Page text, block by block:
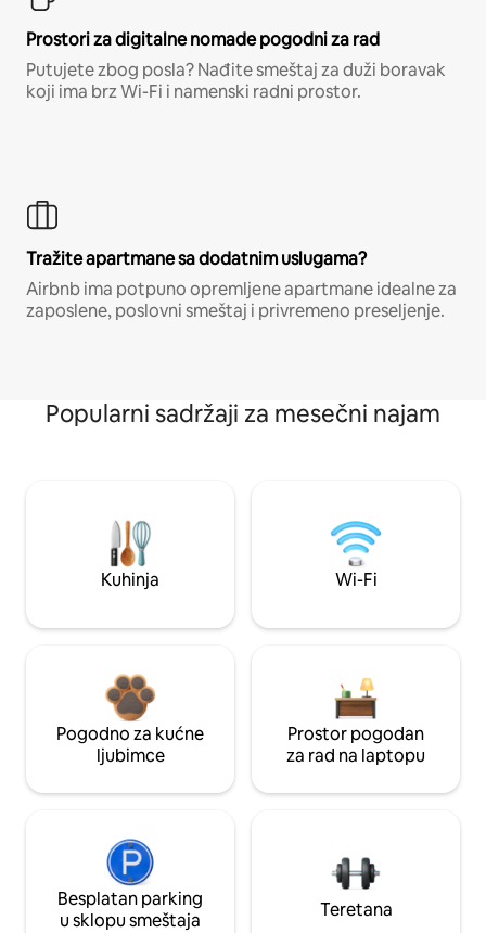
Prostori za digitalne nomade pogodni za rad
Putujete zbog posla? Nađite smeštaj za duži boravak
koji ima brz Wi-Fi i namenski radni prostor.
Tražite apartmane sa dodatnim uslugama?
Airbnb ima potpuno opremljene apartmane idealne za
zaposlene, poslovni smeštaj i privremeno preseljenje.
Popularni sadržaji za mesečni najam
Kuhinja Wi-Fi
Pogodno za kućne
ljubimce
Prostor pogodan
za rad na laptopu
Besplatan parking
u sklopu smeštaja
Teretana